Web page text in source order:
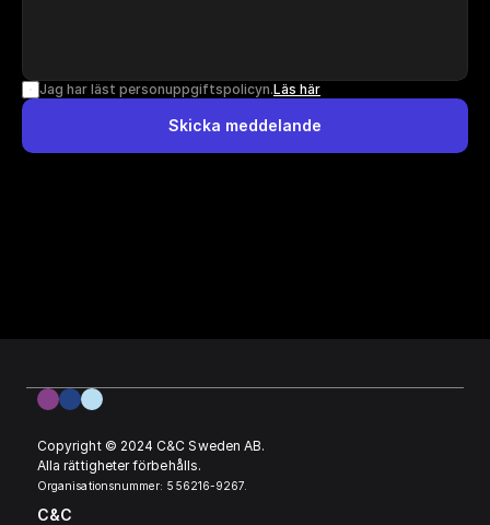
Jag har läst personuppgiftspolicyn.Läs här
Skicka meddelande
Copyright © 2024 C&C Sweden AB.
Alla rättigheter förbehålls.
Organisationsnummer: 556216-9267.
C&C